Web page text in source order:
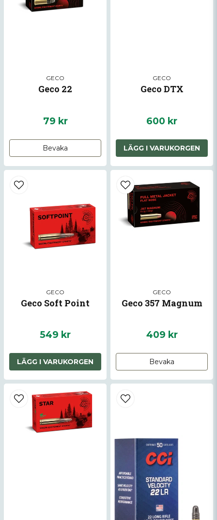
GECO
Geco 22
79 kr
Bevaka
GECO
Geco DTX
600 kr
LÄGG I VARUKORGEN
GECO
Geco Soft Point
549 kr
LÄGG I VARUKORGEN
GECO
Geco 357 Magnum
409 kr
Bevaka